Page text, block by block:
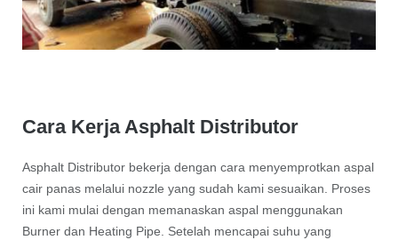
Cara Kerja Asphalt Distributor
Asphalt Distributor bekerja dengan cara menyemprotkan aspal
cair panas melalui nozzle yang sudah kami sesuaikan. Proses
ini kami mulai dengan memanaskan aspal menggunakan
Burner dan Heating Pipe. Setelah mencapai suhu yang